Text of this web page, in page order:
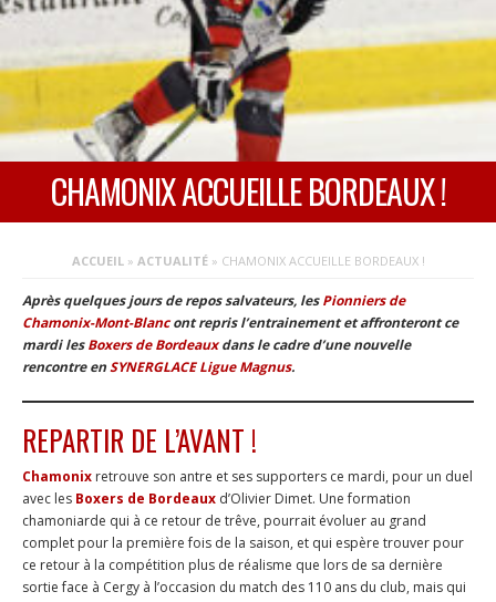
CHAMONIX ACCUEILLE BORDEAUX !
ACCUEIL» ACTUALITÉ» CHAMONIX ACCUEILLE BORDEAUX !
Après quelques jours de repos salvateurs, lesPionniers de
Chamonix-Mont-Blancont repris l’entrainement et affronteront ce
mardi lesBoxers de Bordeauxdans le cadre d’une nouvelle
rencontre enSYNERGLACE Ligue Magnus.
REPARTIR DE L’AVANT !
Chamonix retrouve son antre et ses supporters ce mardi, pour un duel
avec les Boxers de Bordeaux d’Olivier Dimet. Une formation
chamoniarde qui à ce retour de trêve, pourrait évoluer au grand
complet pour la première fois de la saison, et qui espère trouver pour
ce retour à la compétition plus de réalisme que lors de sa dernière
sortie face à Cergy à l’occasion du match des 110 ans du club, mais qui